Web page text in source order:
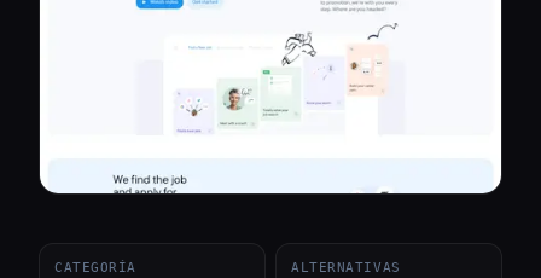
CATEGORÍA ALTERNATIVAS